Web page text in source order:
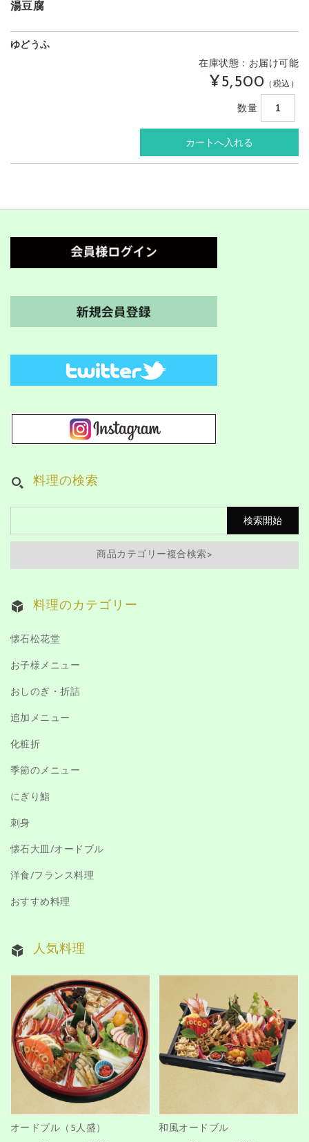
湯豆腐
ゆどうふ
在庫状態：お届け可能
¥5,500 （税込）
数量
料理の検索
商品カテゴリー複合検索>
料理のカテゴリー
懐石松花堂
お子様メニュー
おしのぎ・折詰
追加メニュー
化粧折
季節のメニュー
にぎり鮨
刺身
懐石大皿/オードブル
洋食/フランス料理
おすすめ料理
人気料理
オードブル（5人盛）
和風オードブル